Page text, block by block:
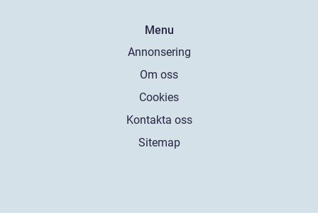
Menu
Annonsering
Om oss
Cookies
Kontakta oss
Sitemap